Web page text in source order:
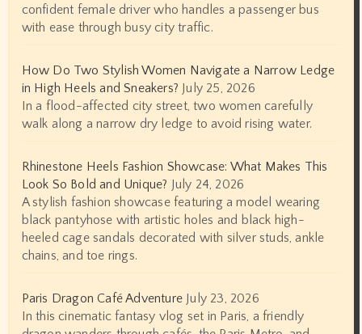
confident female driver who handles a passenger bus
with ease through busy city traffic.
How Do Two Stylish Women Navigate a Narrow Ledge
in High Heels and Sneakers? July 25, 2026
In a flood-affected city street, two women carefully
walk along a narrow dry ledge to avoid rising water.
Rhinestone Heels Fashion Showcase: What Makes This
Look So Bold and Unique? July 24, 2026
A stylish fashion showcase featuring a model wearing
black pantyhose with artistic holes and black high-
heeled cage sandals decorated with silver studs, ankle
chains, and toe rings.
Paris Dragon Café Adventure July 23, 2026
In this cinematic fantasy vlog set in Paris, a friendly